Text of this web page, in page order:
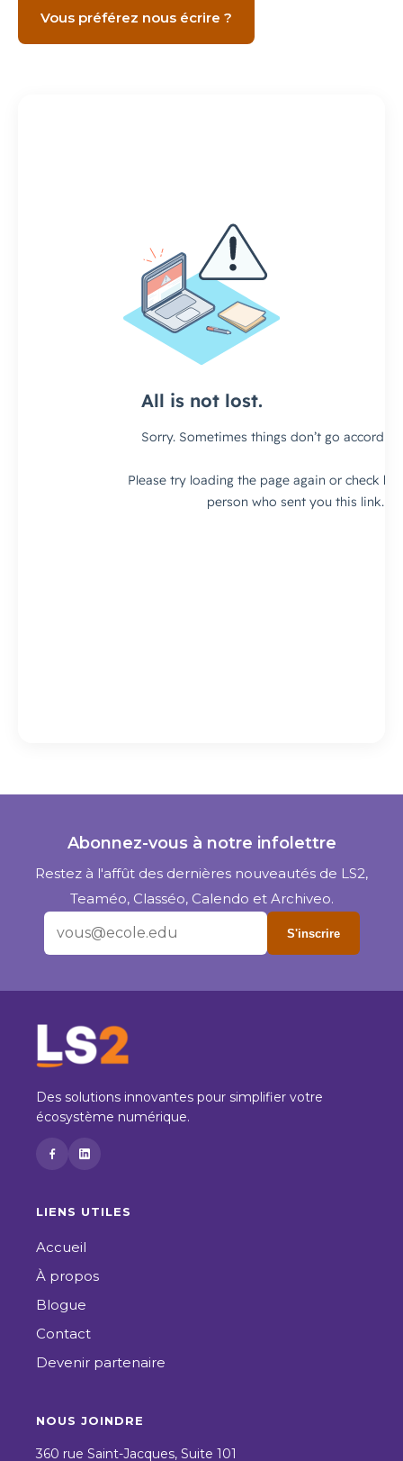
Vous préférez nous écrire ?
Abonnez-vous à notre infolettre
Restez à l'affût des dernières nouveautés de LS2,
Teaméo, Classéo, Calendo et Archiveo.
S'inscrire
Des solutions innovantes pour simplifier votre
écosystème numérique.
LIENS UTILES
Accueil
À propos
Blogue
Contact
Devenir partenaire
NOUS JOINDRE
360 rue Saint-Jacques, Suite 101